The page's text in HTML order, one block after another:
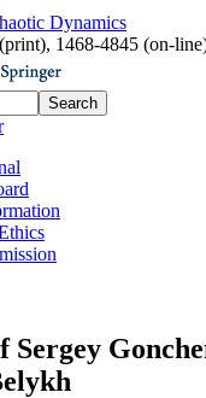
Dynamics
, 1468-4845 (on-
Sergey